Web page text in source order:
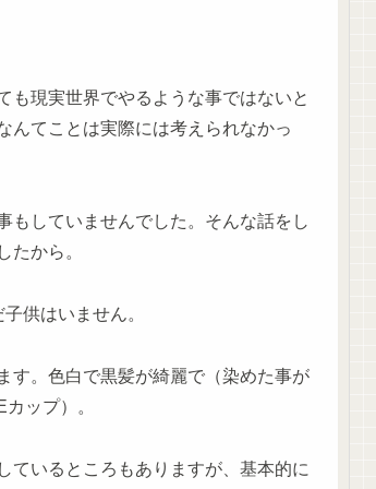
も現実世界でやるような事ではないと
んてことは実際には考えられなかっ
もしていませんでした。そんな話をし
たから。
供はいません。
す。色白で黒髪が綺麗で（染めた事が
ップ）。
ているところもありますが、基本的に